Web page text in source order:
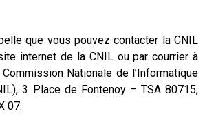
que vous pouvez contacter la CNIL
internet de la CNIL ou par courrier à
Nationale de l’Informatique
3 Place de Fontenoy – TSA 80715,
07.